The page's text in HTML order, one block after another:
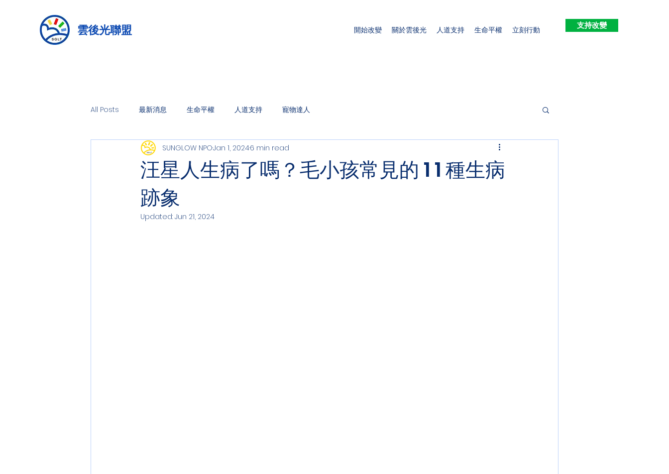
雲後光聯盟 開始改變 關於雲後光 人道支持 生命平權 立刻行動 支持改變
All Posts 最新消息 生命平權 人道支持 寵物達人
汪星人生病了嗎？毛小孩常見的 1 1 種生病
跡象
SUNGLOW NPOJan 1, 20246 min read
Updated: Jun 21, 2024